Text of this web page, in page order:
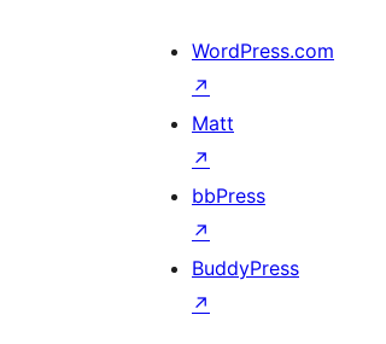
WordPress.com
↗
Matt
↗
bbPress
↗
BuddyPress
↗